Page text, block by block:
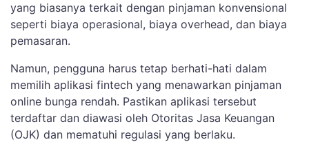
yang biasanya terkait dengan pinjaman konvensional
seperti biaya operasional, biaya overhead, dan biaya
pemasaran.
Namun, pengguna harus tetap berhati-hati dalam
memilih aplikasi fintech yang menawarkan pinjaman
online bunga rendah. Pastikan aplikasi tersebut
terdaftar dan diawasi oleh Otoritas Jasa Keuangan
(OJK) dan mematuhi regulasi yang berlaku.